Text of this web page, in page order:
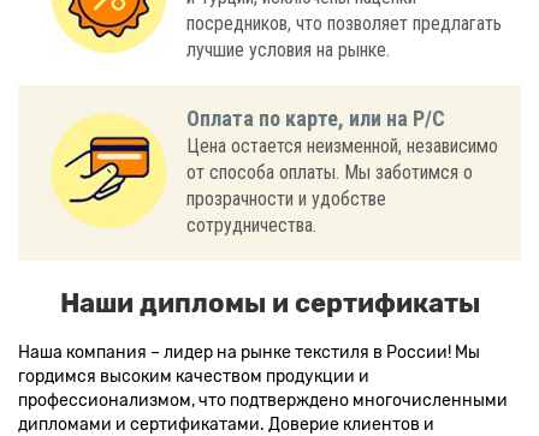
посредников, что позволяет предлагать
лучшие условия на рынке.
Оплата по карте, или на Р/С
Цена остается неизменной, независимо
от способа оплаты. Мы заботимся о
прозрачности и удобстве
сотрудничества.
Наши дипломы и сертификаты
Наша компания – лидер на рынке текстиля в России! Мы
гордимся высоким качеством продукции и
профессионализмом, что подтверждено многочисленными
дипломами и сертификатами. Доверие клиентов и